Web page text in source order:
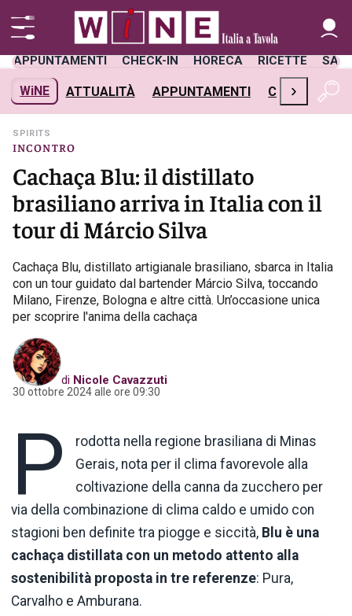
APPUNTAMENTI CHECK-IN HORECA RICETTE
WiNE ATTUALITÀ APPUNTAMENTI CHECK-IN
›
INCONTRO
SPIRITS
Cachaça Blu: il distillato
brasiliano arriva in Italia con il
tour di Márcio Silva
Cachaça Blu, distillato artigianale brasiliano, sbarca in Italia
con un tour guidato dal bartender Márcio Silva, toccando
Milano, Firenze, Bologna e altre città. Un’occasione unica
per scoprire l'anima della cachaça
di Nicole Cavazzuti
30 ottobre 2024 alle ore 09:30
P
rodotta nella regione brasiliana di Minas
Gerais, nota per il clima favorevole alla
coltivazione della canna da zucchero per
via della combinazione di clima caldo e umido con
stagioni ben definite tra piogge e siccità, Blu è una
cachaça distillata con un metodo attento alla
sostenibilità proposta in tre referenze: Pura,
Carvalho e Amburana.